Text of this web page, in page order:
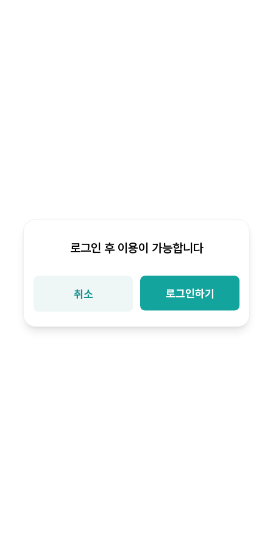
로그인 후 이용이 가능합니다
취소 로그인하기